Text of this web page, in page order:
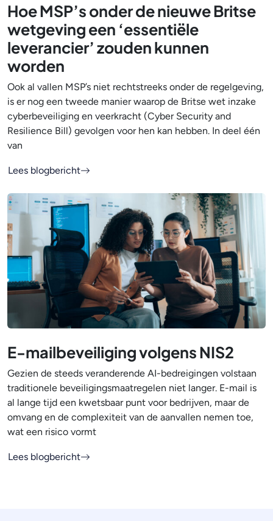
Hoe MSP’s onder de nieuwe Britse
wetgeving een ‘essentiële
leverancier’ zouden kunnen
worden
Ook al vallen MSP’s niet rechtstreeks onder de regelgeving,
is er nog een tweede manier waarop de Britse wet inzake
cyberbeveiliging en veerkracht (Cyber Security and
Resilience Bill) gevolgen voor hen kan hebben. In deel één
van
Lees blogbericht
E-mailbeveiliging volgens NIS2
Gezien de steeds veranderende AI-bedreigingen volstaan
traditionele beveiligingsmaatregelen niet langer. E-mail is
al lange tijd een kwetsbaar punt voor bedrijven, maar de
omvang en de complexiteit van de aanvallen nemen toe,
wat een risico vormt
Lees blogbericht